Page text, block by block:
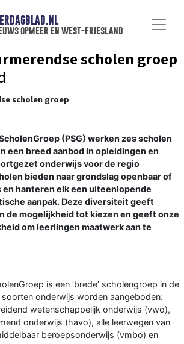
opmeer en west-friesland
scholen groep
scholen groep
(PSG) werken zes scholen
een breed aanbod in opleidingen en
onderwijs voor de regio
bieden naar grondslag openbaar of
hanteren elk een uiteenlopende
aanpak. Deze diversiteit geeft
de mogelijkheid tot kiezen en geeft onze
om leerlingen maatwerk aan te
is een ‘brede’ scholengroep in de
soorten onderwijs worden aangeboden:
wetenschappelijk onderwijs (vwo),
onderwijs (havo), alle leerwegen van
beroepsonderwijs (vmbo) en